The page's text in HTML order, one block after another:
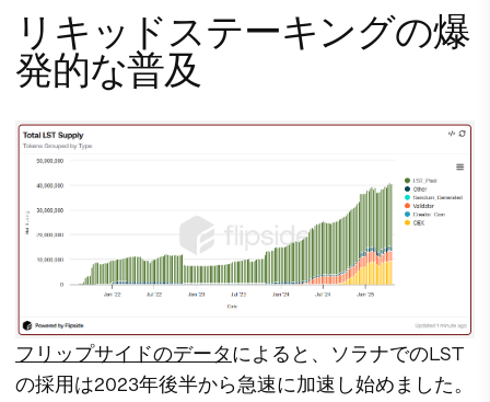
リキッドステーキングの爆
発的な普及
フリップサイドのデータによると、ソラナでのLST
の採用は2023年後半から急速に加速し始めました。